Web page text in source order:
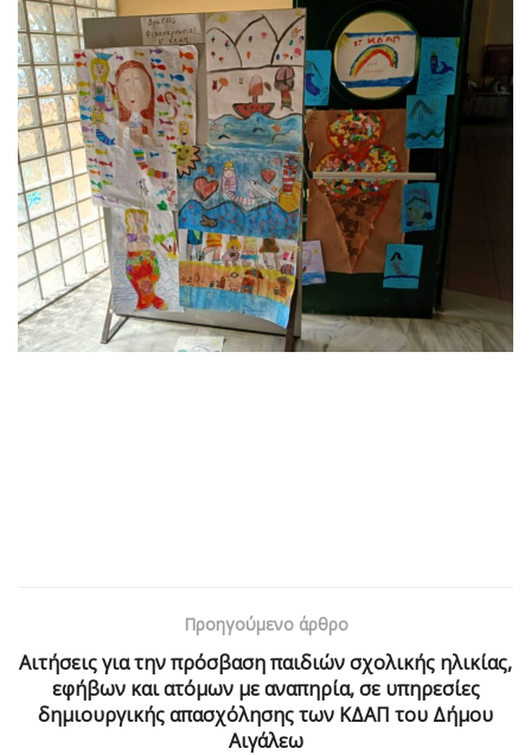
Προηγούμενο άρθρο
Αιτήσεις για την πρόσβαση παιδιών σχολικής ηλικίας,
εφήβων και ατόμων με αναπηρία, σε υπηρεσίες
δημιουργικής απασχόλησης των ΚΔΑΠ του Δήμου
Αιγάλεω